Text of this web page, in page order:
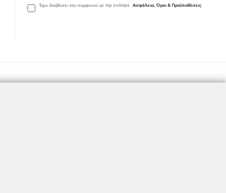
Έχω διαβάσει και συμφωνώ με την ενότητα Ασφάλεια, Όροι & Προϋποθέσεις